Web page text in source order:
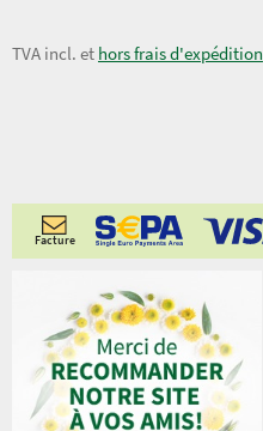
7,20 €
TVA incl. et hors frais d'expédition
Facture